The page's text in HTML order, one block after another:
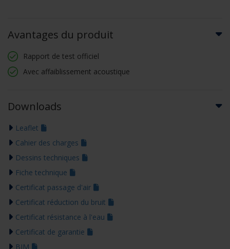
Avantages du produit
Rapport de test officiel
Avec affaiblissement acoustique
Downloads
Leaflet
Cahier des charges
Dessins techniques
Fiche technique
Certificat passage d'air
Certificat réduction du bruit
Certificat résistance à l'eau
Certificat de garantie
BIM